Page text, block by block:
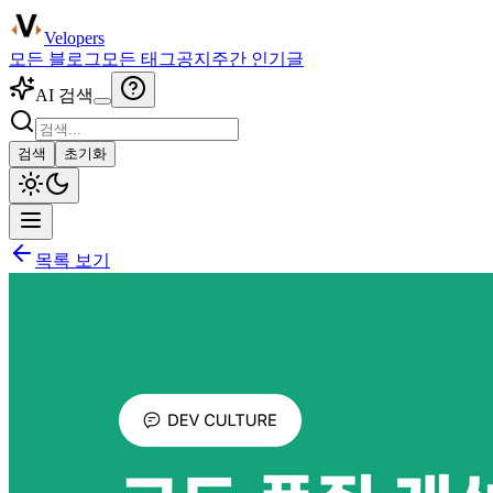
Velopers
모든 블로그 모든 태그공지 주간 인기글
AI 검색
검색 초기화
목록 보기